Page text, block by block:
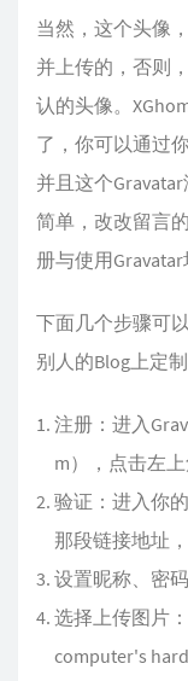
当然，这个头像
并上传的，否则
认的头像。
了，你可以通过
并且这个
简单，改改留言
册与使用Gravatar
下面几个步骤可
别人的Blog上定
注册：进入
m），点击左上
验证：进入你
那段链接地址
设置昵称、密码
选择上传图片
computer's hard